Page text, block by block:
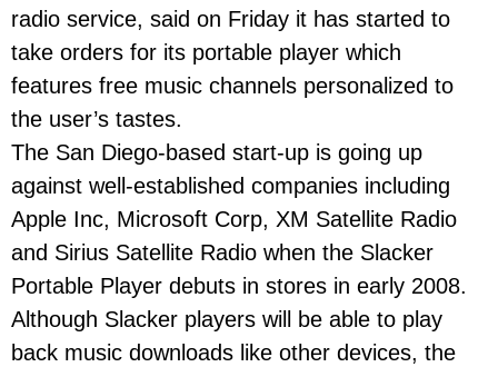
radio service, said on Friday it has started to
take orders for its portable player which
features free music channels personalized to
the user’s tastes.
The San Diego-based start-up is going up
against well-established companies including
Apple Inc, Microsoft Corp, XM Satellite Radio
and Sirius Satellite Radio when the Slacker
Portable Player debuts in stores in early 2008.
Although Slacker players will be able to play
back music downloads like other devices, the